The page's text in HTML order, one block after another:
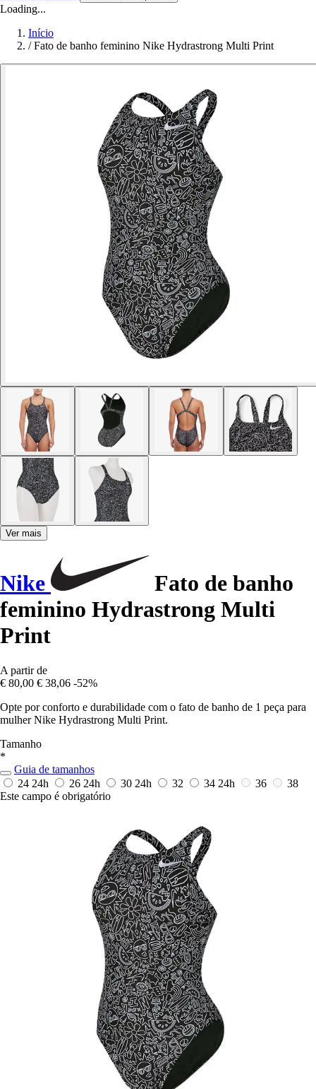
Loading...
Início
/ Fato de banho feminino Nike Hydrastrong Multi Print
Ver mais
Nike
Fato de banho
feminino Hydrastrong Multi
Print
A partir de
€ 80,00 € 38,06 -52%
Opte por conforto e durabilidade com o fato de banho de 1 peça para
mulher Nike Hydrastrong Multi Print.
Tamanho
*
Guia de tamanhos
24 24h 26 24h 30 24h 32 34 24h 36
38
Este campo é obrigatório